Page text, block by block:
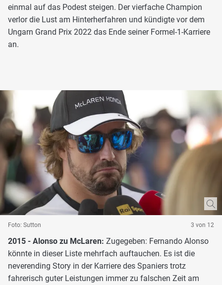
einmal auf das Podest steigen. Der vierfache Champion
verlor die Lust am Hinterherfahren und kündigte vor dem
Ungarn Grand Prix 2022 das Ende seiner Formel-1-Karriere
an.
Foto: Sutton 3 von 12
2015 - Alonso zu McLaren: Zugegeben: Fernando Alonso
könnte in dieser Liste mehrfach auftauchen. Es ist die
neverending Story in der Karriere des Spaniers trotz
fahrerisch guter Leistungen immer zu falschen Zeit am